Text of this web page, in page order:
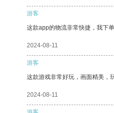
游客
这款app的物流非常快捷，我下
2024-08-11
游客
这款游戏非常好玩，画面精美，
2024-08-11